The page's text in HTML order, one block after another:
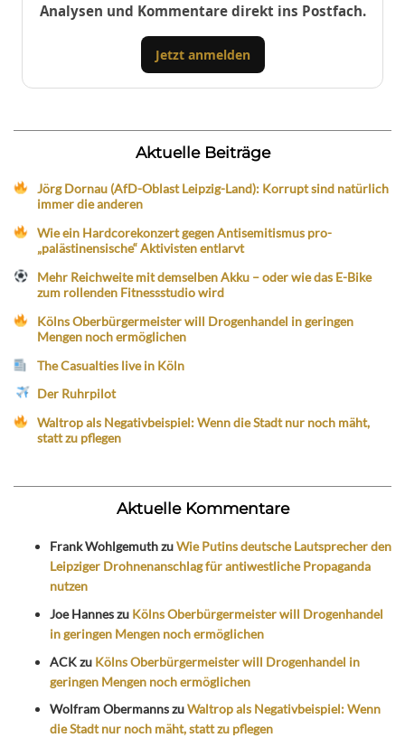
Analysen und Kommentare direkt ins Postfach.
Jetzt anmelden
Aktuelle Beiträge
Jörg Dornau (AfD-Oblast Leipzig-Land): Korrupt sind natürlich
immer die anderen
Wie ein Hardcorekonzert gegen Antisemitismus pro-
„palästinensische“ Aktivisten entlarvt
Mehr Reichweite mit demselben Akku – oder wie das E-Bike
zum rollenden Fitnessstudio wird
Kölns Oberbürgermeister will Drogenhandel in geringen
Mengen noch ermöglichen
The Casualties live in Köln
Der Ruhrpilot
Waltrop als Negativbeispiel: Wenn die Stadt nur noch mäht,
statt zu pflegen
Aktuelle Kommentare
Frank WohlgemuthzuWie Putins deutsche Lautsprecher den
Leipziger Drohnenanschlag für antiwestliche Propaganda
nutzen
Joe Hanneszu Kölns Oberbürgermeister will Drogenhandel
in geringen Mengen noch ermöglichen
ACKzu Kölns Oberbürgermeister will Drogenhandel in
geringen Mengen noch ermöglichen
Wolfram ObermannszuWaltrop als Negativbeispiel: Wenn
die Stadt nur noch mäht, statt zu pflegen